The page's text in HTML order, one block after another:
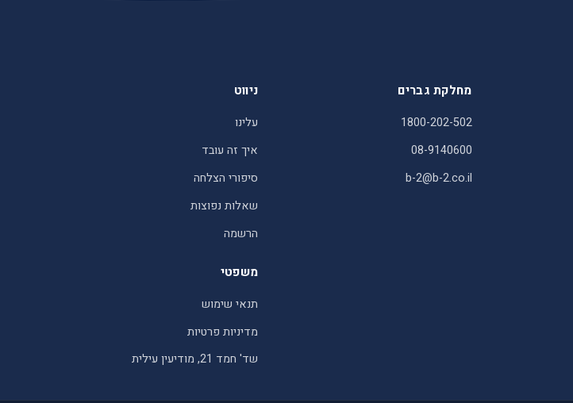
מחלקת גברים
1800-202-502
08-9140600
b-2@b-2.co.il
ניווט
עלינו
איך זה עובד
סיפורי הצלחה
שאלות נפוצות
הרשמה
משפטי
תנאי שימוש
מדיניות פרטיות
שד' חמד 21, מודיעין עילית